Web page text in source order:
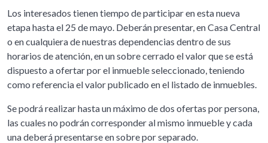
Los interesados tienen tiempo de participar en esta nueva
etapa hasta el 25 de mayo. Deberán presentar, en Casa Central
o en cualquiera de nuestras dependencias dentro de sus
horarios de atención, en un sobre cerrado el valor que se está
dispuesto a ofertar por el inmueble seleccionado, teniendo
como referencia el valor publicado en el listado de inmuebles.
Se podrá realizar hasta un máximo de dos ofertas por persona,
las cuales no podrán corresponder al mismo inmueble y cada
una deberá presentarse en sobre por separado.